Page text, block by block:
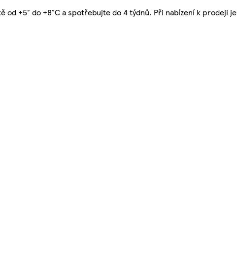
+5° do +8°C a spotřebujte do 4 týdnů. Při nabízení k prodeji je